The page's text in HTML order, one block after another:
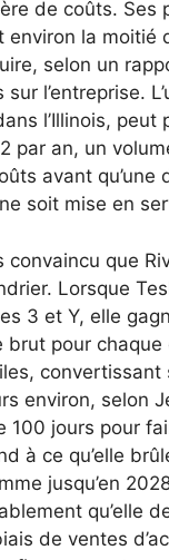
de coûts. Ses
environ la moitié
selon un
l’entreprise.
l’Illinois, peut
par an, un
avant qu’une
soit mise en
convaincu que
Lorsque
3 et Y, elle
brut pour chaque
convertissant
environ, selon
100 jours pour
à ce qu’elle
jusqu’en
qu’elle
de ventes